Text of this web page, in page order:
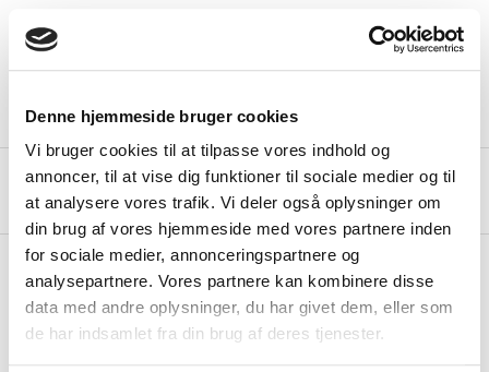
Denne hjemmeside bruger cookies
Vi bruger cookies til at tilpasse vores indhold og
annoncer, til at vise dig funktioner til sociale medier og til
at analysere vores trafik. Vi deler også oplysninger om
din brug af vores hjemmeside med vores partnere inden
for sociale medier, annonceringspartnere og
analysepartnere. Vores partnere kan kombinere disse
data med andre oplysninger, du har givet dem, eller som
de har indsamlet fra din brug af deres tjenester.
Toggle
navigation
DA DE FR
Select country
Select city